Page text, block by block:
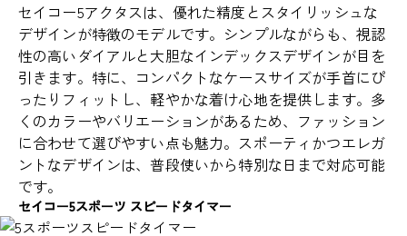
セイコー5アクタスは、優れた精度とスタイリッシュな
デザインが特徴のモデルです。シンプルながらも、視認
性の高いダイアルと大胆なインデックスデザインが目を
引きます。特に、コンパクトなケースサイズが手首にぴ
ったりフィットし、軽やかな着け心地を提供します。多
くのカラーやバリエーションがあるため、ファッション
に合わせて選びやすい点も魅力。スポーティかつエレガ
ントなデザインは、普段使いから特別な日まで対応可能
です。
セイコー5スポーツ スピードタイマー